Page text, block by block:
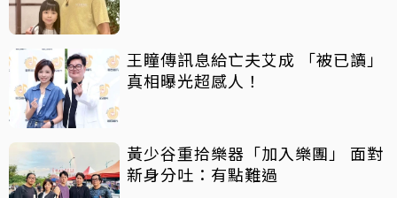
王瞳傳訊息給亡夫艾成 「被已讀」
真相曝光超感人！
黃少谷重拾樂器「加入樂團」 面對
新身分吐：有點難過